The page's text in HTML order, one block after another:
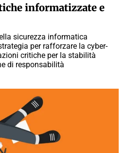
informatizzate e
sicurezza informatica
per rafforzare la cyber-
critiche per la stabilità
di responsabilità